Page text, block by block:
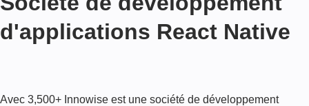
d'applications React Native
Avec 3,500+ Innowise est une société de développement